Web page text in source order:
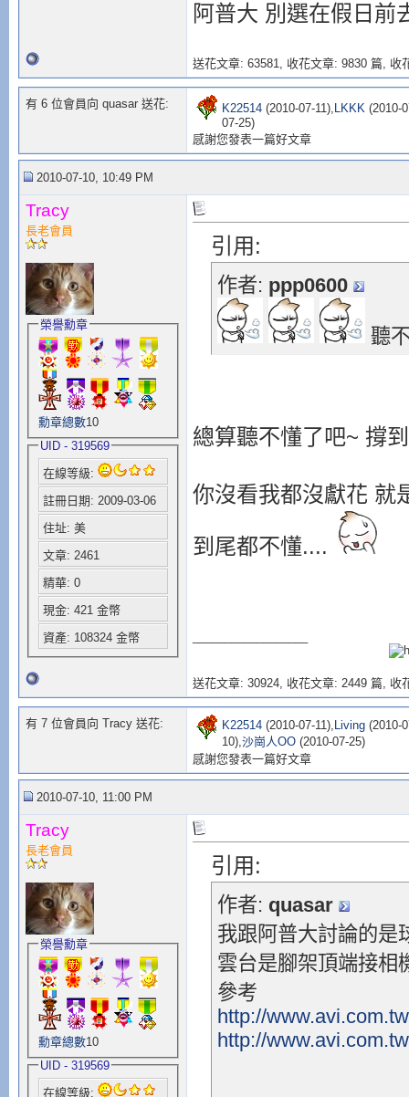
阿普大 別選在假日前
送花文章: 63581, 收花文章: 9830 篇, 收
有 6 位會員向 quasar 送花: K22514(2010-07-11), LKKK(2010-
07-25)
感謝您發表一篇好文章
2010-07-10, 10:49 PM
Tracy
長老會員
榮譽勳章
勳章總數10
UID - 319569
在線等級:
註冊日期: 2009-03-06
住址: 美
文章: 2461
精華: 0
現金: 421 金幣
資產: 108324 金幣
引用:
作者: ppp0600
聽
總算聽不懂了吧~ 撐
你沒看我都沒獻花 就
到尾都不懂....
送花文章: 30924, 收花文章: 2449 篇, 收
有 7 位會員向 Tracy 送花: K22514(2010-07-11), Living(2010-
10),沙崗人OO(2010-07-25)
感謝您發表一篇好文章
2010-07-10, 11:00 PM
Tracy
長老會員
榮譽勳章
勳章總數10
UID - 319569
在線等級:
引用:
作者: quasar
我跟阿普大討論的是
雲台是腳架頂端接相
參考
http://
http://